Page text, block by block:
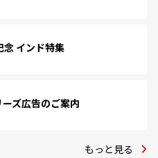
念 インド特集
ーズ広告のご案内
もっと見る